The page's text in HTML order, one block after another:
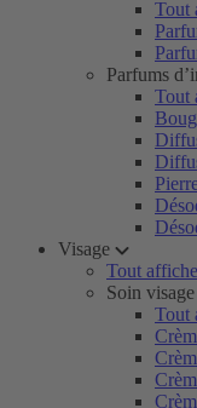
Tout
Parfums
Tout
Visage
Tout
Soin visage
Tout